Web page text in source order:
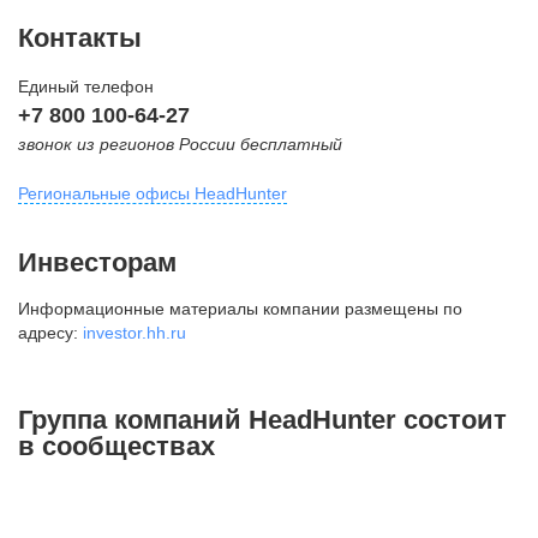
Контакты
Единый телефон
+7 800 100-64-27
звонок из регионов России бесплатный
Региональные офисы HeadHunter
внутригородская территория
Муниципальный округ Тверской,
2-я Брестская ул., д. 48,
+7 495 980-64-27
Инвесторам
Информационные материалы компании размещены по
адресу: investor.hh.ru
Группа компаний HeadHunter состоит
в сообществах